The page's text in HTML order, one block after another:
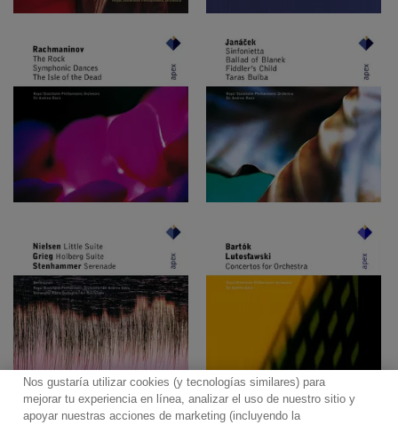
Nos gustaría utilizar cookies (y tecnologías similares) para
mejorar tu experiencia en línea, analizar el uso de nuestro sitio y
apoyar nuestras acciones de marketing (incluyendo la